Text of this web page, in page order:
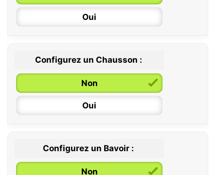
Oui
0 / 6 mois
6 / 12 mois
12 / 18 mois
Configurez un Chausson :
Non
Oui
Configurez un Bavoir :
Non